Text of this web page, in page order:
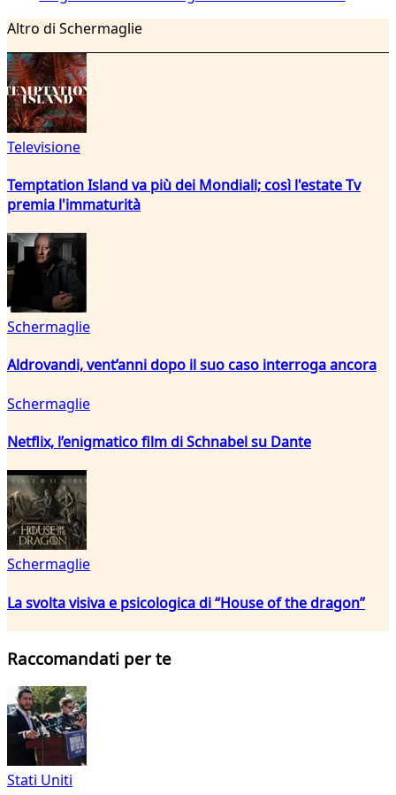
Altro di Schermaglie
Televisione
Temptation Island va più dei Mondiali; così l'estate Tv
premia l'immaturità
Schermaglie
Aldrovandi, vent’anni dopo il suo caso interroga ancora
Schermaglie
Netflix, l’enigmatico film di Schnabel su Dante
Schermaglie
La svolta visiva e psicologica di “House of the dragon”
Raccomandati per te
Stati Uniti